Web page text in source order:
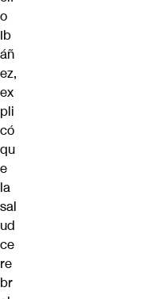
o
Ib
áñ
ez,
ex
pli
có
qu
e
la
sal
ud
ce
re
br